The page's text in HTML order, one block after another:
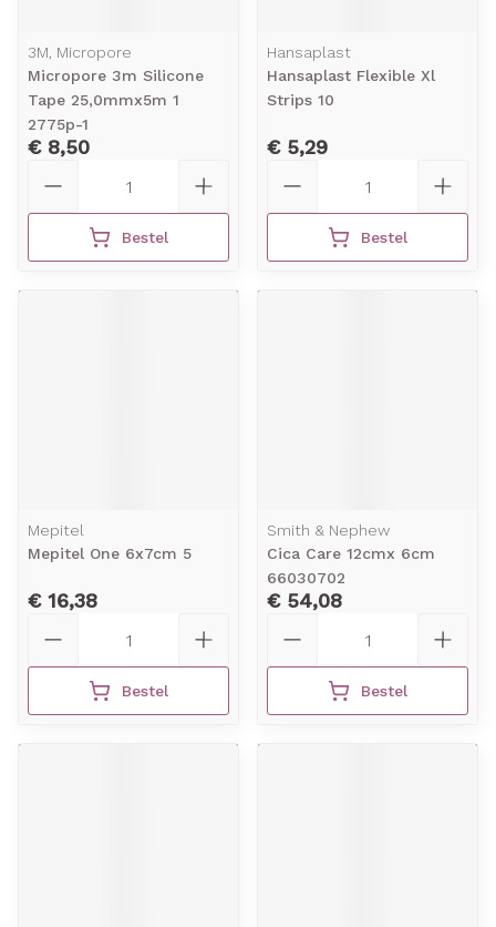
3M, Micropore
Micropore 3m Silicone
Tape 25,0mmx5m 1
2775p-1
€ 8,50
Bestel
Hansaplast
Hansaplast Flexible Xl
Strips 10
€ 5,29
Bestel
Mepitel
Mepitel One 6x7cm 5
€ 16,38
Bestel
Smith & Nephew
Cica Care 12cmx 6cm
66030702
€ 54,08
Bestel